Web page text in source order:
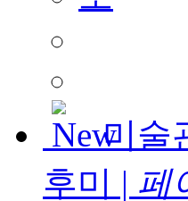
미술
후미 | 페